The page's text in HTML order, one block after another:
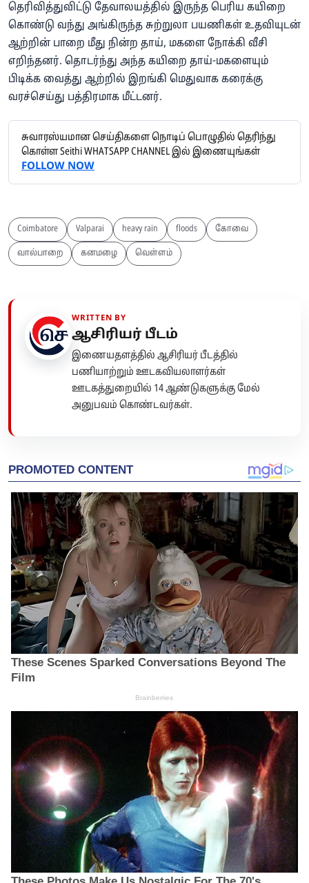
தெரிவித்துவிட்டு தேவாலயத்தில் இருந்த பெரிய கயிறை
கொண்டு வந்து அங்கிருந்த சுற்றுலா பயணிகள் உதவியுடன்
ஆற்றின் பாறை மீது நின்ற தாய், மகளை நோக்கி வீசி
எறிந்தனர். தொடர்ந்து அந்த கயிறை தாய்-மகளையும்
பிடிக்க வைத்து ஆற்றில் இறங்கி மெதுவாக கரைக்கு
வரச்செய்து பத்திரமாக மீட்டனர்.
சுவாரஸ்யமான செய்திகளை நொடிப் பொழுதில் தெரிந்து
கொள்ள Seithi WHATSAPP CHANNEL இல் இணையுங்கள்
FOLLOW NOW
Coimbatore Valparai heavy rain floods கோவை
வால்பாறை கனமழை வெள்ளம்
WRITTEN BY
ஆசிரியர் பீடம்
இணையதளத்தில் ஆசிரியர் பீடத்தில்
பணியாற்றும் ஊடகவியலாளர்கள்
ஊடகத்துறையில் 14 ஆண்டுகளுக்கு மேல்
அனுபவம் கொண்டவர்கள்.